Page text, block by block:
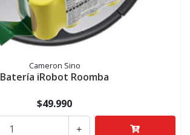
Cameron Sino
Batería iRobot Roomba
$49.990
+